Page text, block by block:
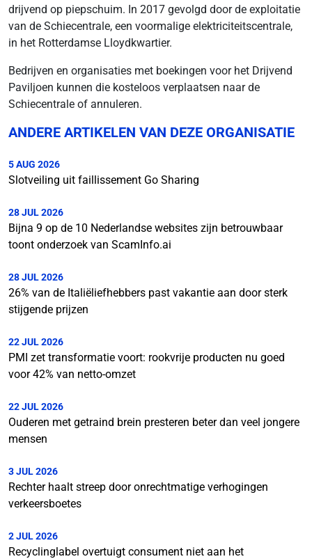
drijvend op piepschuim. In 2017 gevolgd door de exploitatie
van de Schiecentrale, een voormalige elektriciteitscentrale,
in het Rotterdamse Lloydkwartier.
Bedrijven en organisaties met boekingen voor het Drijvend
Paviljoen kunnen die kosteloos verplaatsen naar de
Schiecentrale of annuleren.
ANDERE ARTIKELEN VAN DEZE ORGANISATIE
5 AUG 2026
Slotveiling uit faillissement Go Sharing
28 JUL 2026
Bijna 9 op de 10 Nederlandse websites zijn betrouwbaar
toont onderzoek van ScamInfo.ai
28 JUL 2026
26% van de Italiëliefhebbers past vakantie aan door sterk
stijgende prijzen
22 JUL 2026
PMI zet transformatie voort: rookvrije producten nu goed
voor 42% van netto-omzet
22 JUL 2026
Ouderen met getraind brein presteren beter dan veel jongere
mensen
3 JUL 2026
Rechter haalt streep door onrechtmatige verhogingen
verkeersboetes
2 JUL 2026
Recyclinglabel overtuigt consument niet aan het